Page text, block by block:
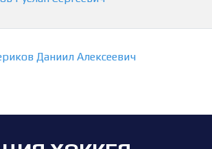
Даниил Алексеевич